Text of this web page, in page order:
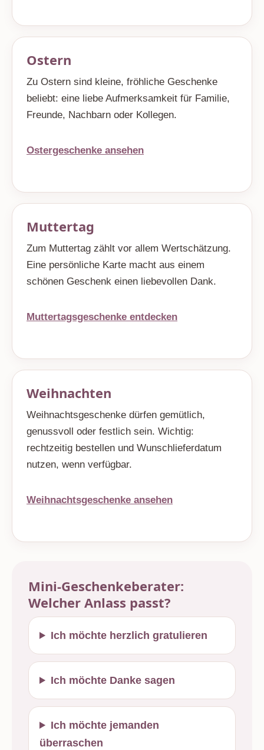
Ostern
Zu Ostern sind kleine, fröhliche Geschenke
beliebt: eine liebe Aufmerksamkeit für Familie,
Freunde, Nachbarn oder Kollegen.
Ostergeschenke ansehen
Muttertag
Zum Muttertag zählt vor allem Wertschätzung.
Eine persönliche Karte macht aus einem
schönen Geschenk einen liebevollen Dank.
Muttertagsgeschenke entdecken
Weihnachten
Weihnachtsgeschenke dürfen gemütlich,
genussvoll oder festlich sein. Wichtig:
rechtzeitig bestellen und Wunschlieferdatum
nutzen, wenn verfügbar.
Weihnachtsgeschenke ansehen
Mini-Geschenkeberater:
Welcher Anlass passt?
Ich möchte herzlich gratulieren
Ich möchte Danke sagen
Ich möchte jemanden
überraschen